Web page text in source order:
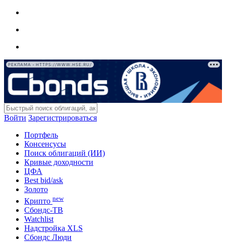
РЕКЛАМА • HTTPS://WWW.HSE.RU/
Войти Зарегистрироваться
Портфель
Консенсусы
Поиск облигаций (ИИ)
Кривые доходности
ЦФА
Best bid/ask
Золото
Крипто new
Сбондс-ТВ
Watchlist
Надстройка XLS
Сбондс Люди